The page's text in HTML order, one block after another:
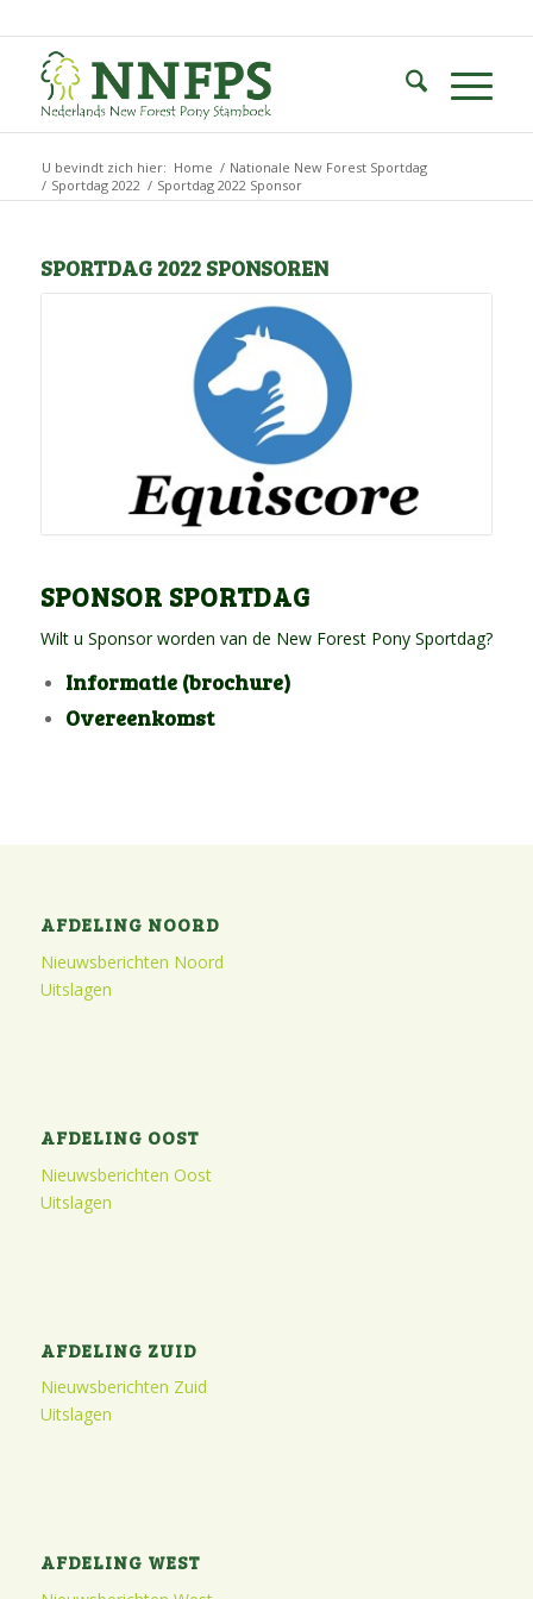
U bevindt zich hier: Home / Nationale New Forest Sportdag
/ Sportdag 2022 / Sportdag 2022 Sponsor
SPORTDAG 2022 SPONSOREN
SPONSOR SPORTDAG
Wilt u Sponsor worden van de New Forest Pony Sportdag?
Informatie (brochure)
Overeenkomst
AFDELING NOORD
Nieuwsberichten Noord
Uitslagen
AFDELING OOST
Nieuwsberichten Oost
Uitslagen
AFDELING ZUID
Nieuwsberichten Zuid
Uitslagen
AFDELING WEST